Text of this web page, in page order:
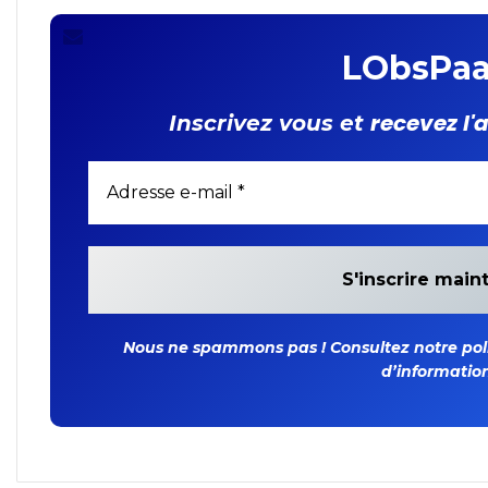
Inscrivez vous et recevez
Nous ne spammons pas ! Consultez notre